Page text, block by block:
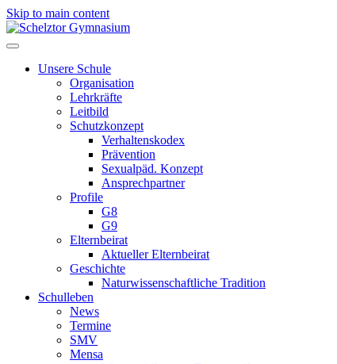
Skip to main content
Unsere Schule
Organisation
Lehrkräfte
Leitbild
Schutzkonzept
Verhaltenskodex
Prävention
Sexualpäd. Konzept
Ansprechpartner
Profile
G8
G9
Elternbeirat
Aktueller Elternbeirat
Geschichte
Naturwissenschaftliche Tradition
Schulleben
News
Termine
SMV
Mensa